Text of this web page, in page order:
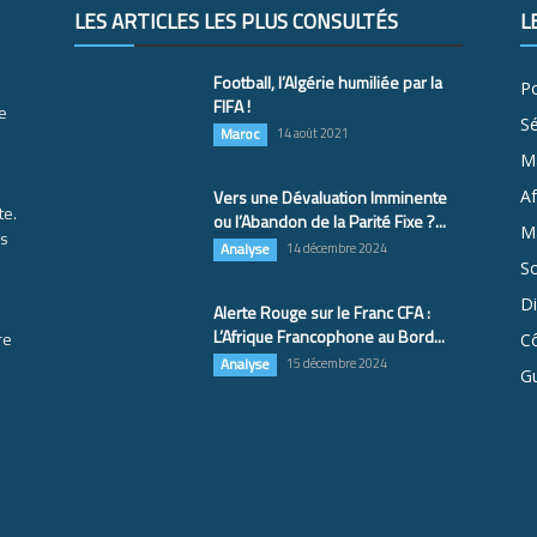
LES ARTICLES LES PLUS CONSULTÉS
Football, l’Algérie humiliée par la
FIFA !
Maroc 14 août 2021
Vers une Dévaluation Imminente
ou l’Abandon de la Parité Fixe ?...
Analyse 14 décembre 2024
Alerte Rouge sur le Franc CFA :
L’Afrique Francophone au Bord...
Analyse 15 décembre 2024